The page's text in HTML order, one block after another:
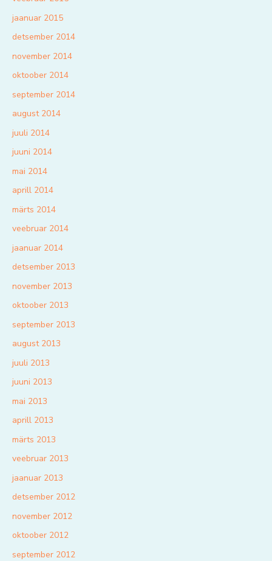
jaanuar 2015
detsember 2014
november 2014
oktoober 2014
september 2014
august 2014
juuli 2014
juuni 2014
mai 2014
aprill 2014
märts 2014
veebruar 2014
jaanuar 2014
detsember 2013
november 2013
oktoober 2013
september 2013
august 2013
juuli 2013
juuni 2013
mai 2013
aprill 2013
märts 2013
veebruar 2013
jaanuar 2013
detsember 2012
november 2012
oktoober 2012
september 2012